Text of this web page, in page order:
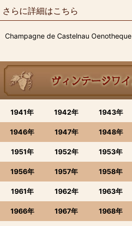
さらに詳細はこちら
Champagne de Castelnau Oenotheque
1941年 1942年 1943年
1946年 1947年 1948年
1951年 1952年 1953年
1956年 1957年 1958年
1961年 1962年 1963年
1966年 1967年 1968年